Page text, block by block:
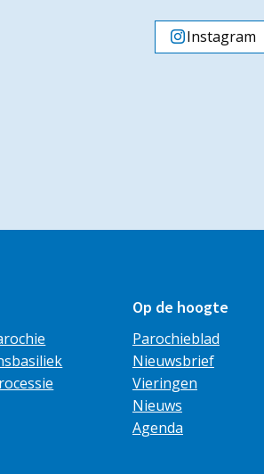
Instagram
Op de hoogte
Parochieblad
Nieuwsbrief
Vieringen
Nieuws
Agenda